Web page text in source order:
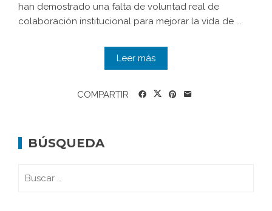
han demostrado una falta de voluntad real de
colaboración institucional para mejorar la vida de ...
Leer más
COMPARTIR
BÚSQUEDA